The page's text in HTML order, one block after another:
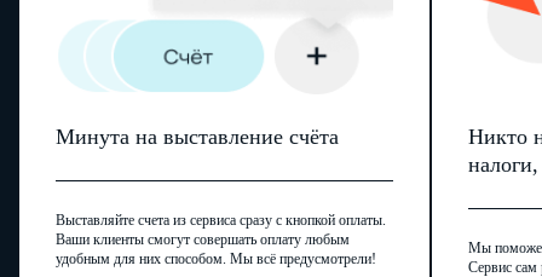
Минута на выставление счёта
Выставляйте счета из сервиса сразу с кнопкой оплаты.
Ваши клиенты смогут совершать оплату любым
удобным для них способом. Мы всё предусмотрели!
Никто
Мы
Сервис сам